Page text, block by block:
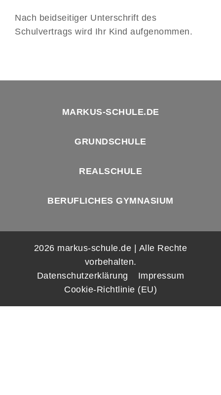
Nach beidseitiger Unterschrift des
Schulvertrags wird Ihr Kind aufgenommen.
MARKUS-SCHULE.DE
GRUNDSCHULE
REALSCHULE
BERUFLICHES GYMNASIUM
2026 markus-schule.de | Alle Rechte
vorbehalten.
Datenschutzerklärung
Impressum
Cookie-Richtlinie (EU)